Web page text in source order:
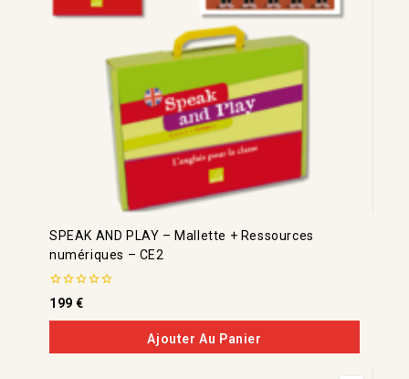
SPEAK AND PLAY – Mallette + Ressources
numériques – CE2
0
de
5
199€
Ajouter Au Panier